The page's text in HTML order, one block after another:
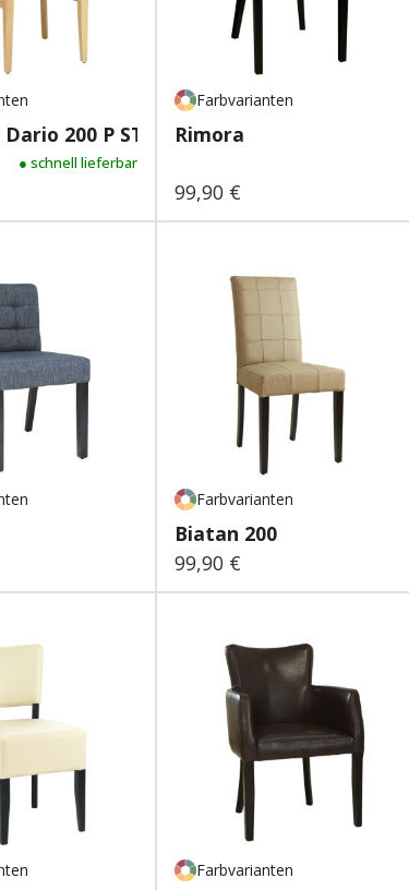
200 P ST Ec...
Preis:
● schnell lieferbar
Farbvarianten
Rimora
Regulärer Preis:
99,90 €
Farbvarianten
Biatan 200
Regulärer Preis:
99,90 €
Farbvarianten